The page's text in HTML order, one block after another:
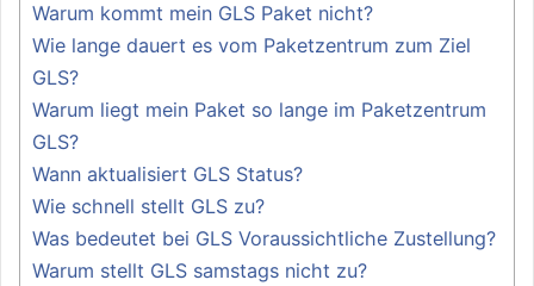
Warum kommt mein GLS Paket nicht?
Wie lange dauert es vom Paketzentrum zum Ziel
GLS?
Warum liegt mein Paket so lange im Paketzentrum
GLS?
Wann aktualisiert GLS Status?
Wie schnell stellt GLS zu?
Was bedeutet bei GLS Voraussichtliche Zustellung?
Warum stellt GLS samstags nicht zu?